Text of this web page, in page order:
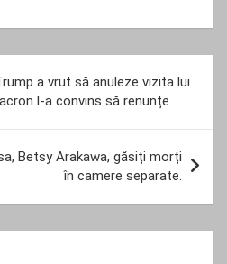
a vrut să anuleze vizita lui
l-a convins să renunțe.
Betsy Arakawa, găsiți morți
în camere separate.